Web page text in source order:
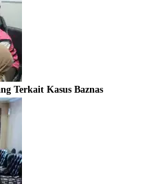
Terkait Kasus Baznas